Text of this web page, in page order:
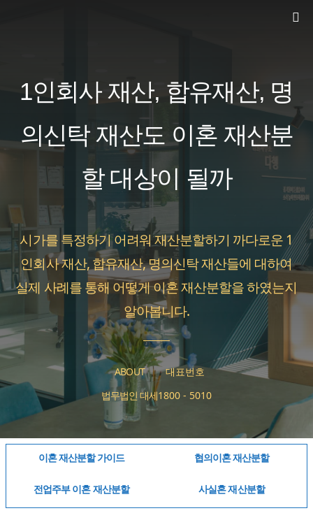
1인회사 재산, 합유재산, 명
의신탁 재산도 이혼 재산분
할 대상이 될까
시가를 특정하기 어려워 재산분할하기 까다로운 1
인회사 재산, 합유재산, 명의신탁 재산들에 대하여
실제 사례를 통해 어떻게 이혼 재산분할을 하였는지
알아봅니다.
ABOUT
법무법인 대세
대표번호
1800 - 5010
이혼 재산분할 가이드 협의이혼 재산분할
전업주부 이혼 재산분할 사실혼 재산분할